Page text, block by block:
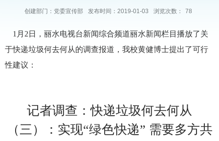
创建部门：党委宣传部 发布时间：2019-01-03 浏览次数： 78
1月2日，丽水电视台新闻综合频道丽水新闻栏目播放了关
于快递垃圾何去何从的调查报道，我校黄健博士提出了可行
性建议：
记者调查：快递垃圾何去何从
（三）：实现“绿色快递” 需要多方共